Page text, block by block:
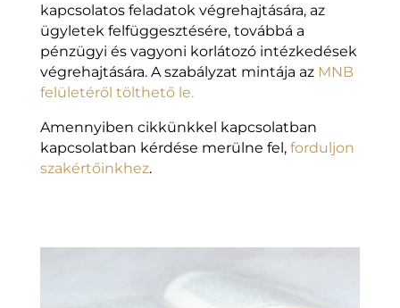
kapcsolatos feladatok végrehajtására, az
ügyletek felfüggesztésére, továbbá a
pénzügyi és vagyoni korlátozó intézkedések
végrehajtására. A szabályzat mintája az MNB
felületéről tölthető le.
Amennyiben cikkünkkel kapcsolatban
kapcsolatban kérdése merülne fel, forduljon
szakértőinkhez.